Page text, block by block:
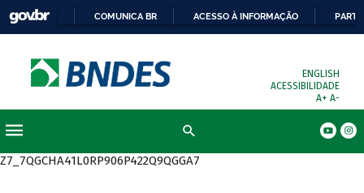
COMUNICA BR ACESSO À INFORMAÇÃO
ENGLISH
ACESSIBILIDADE
A+ A-
Z7_7QGCHA41L0RP906P422Q9QGGA7